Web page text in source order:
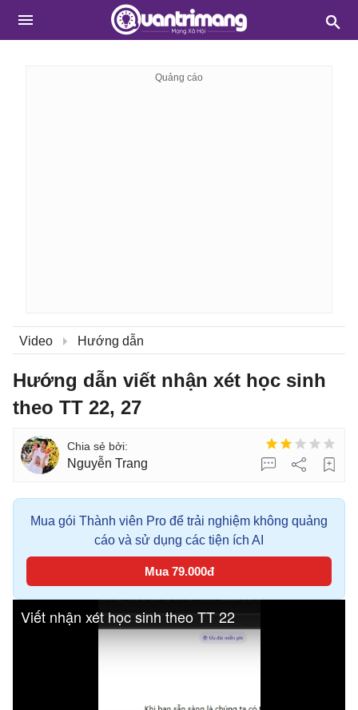
Video Hướng dẫn
Hướng dẫn viết nhận xét học sinh
theo TT 22, 27
Nguyễn Trang
Mua gói Thành viên Pro để trải nghiệm không quảng
cáo và sử dụng các tiện ích AI
Mua 79.000đ